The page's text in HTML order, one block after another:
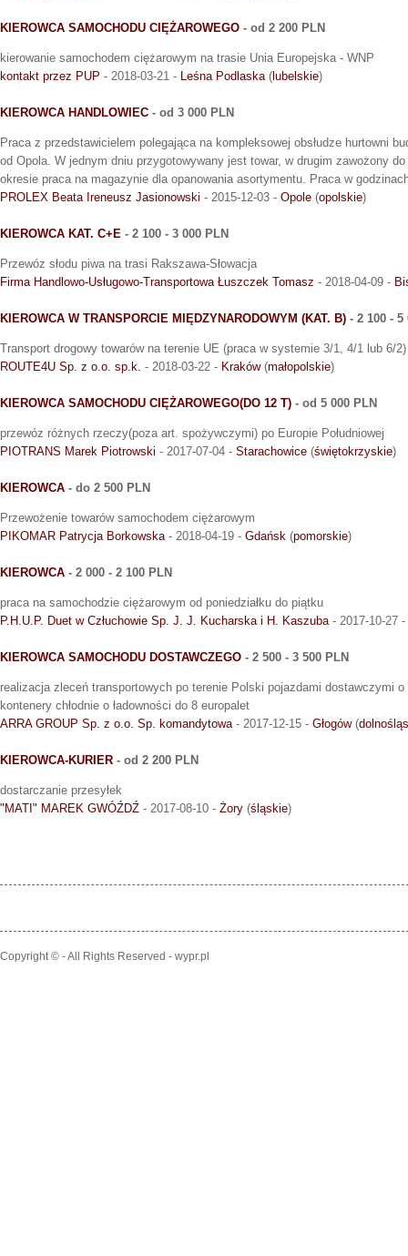
KIEROWCA SAMOCHODU CIĘŻAROWEGO - od 2 200 PLN
kierowanie samochodem ciężarowym na trasie Unia Europejska - WNP
kontakt przez PUP - 2018-03-21 - Leśna Podlaska( lubelskie)
KIEROWCA HANDLOWIEC - od 3 000 PLN
Praca z przedstawicielem polegająca na kompleksowej obsłudze hurtowni
od Opola. W jednym dniu przygotowywany jest towar, w drugim zawożony
okresie praca na magazynie dla opanowania asortymentu. Praca w
PROLEX Beata Ireneusz Jasionowski - 2015-12-03 - Opole (opolskie)
KIEROWCA KAT. C+E - 2 100 - 3 000 PLN
Przewóz słodu piwa na trasi Rakszawa-Słowacja
Firma Handlowo-Usługowo-Transportowa Łuszczek Tomasz - 2018-04-09 -
KIEROWCA W TRANSPORCIE MIĘDZYNARODOWYM (KAT. B) - 2 100 - 5
Transport drogowy towarów na terenie UE (praca w systemie 3/1, 4/1 lub 6/2)
ROUTE4U Sp. z o.o. sp.k. - 2018-03-22 - Kraków(małopolskie)
KIEROWCA SAMOCHODU CIĘŻAROWEGO(DO 12 T) - od 5 000 PLN
przewóz różnych rzeczy(poza art. spożywczymi) po Europie Południowej
PIOTRANS Marek Piotrowski - 2017-07-04 - Starachowice (świętokrzyskie)
KIEROWCA - do 2 500 PLN
Przewożenie towarów samochodem ciężarowym
PIKOMAR Patrycja Borkowska- 2018-04-19 - Gdańsk (pomorskie)
KIEROWCA - 2 000 - 2 100 PLN
praca na samochodzie ciężarowym od poniedziałku do piątku
P.H.U.P. Duet w Człuchowie Sp. J. J. Kucharska i H. Kaszuba- 2017-10-27 -
KIEROWCA SAMOCHODU DOSTAWCZEGO - 2 500 - 3 500 PLN
realizacja zleceń transportowych po terenie Polski pojazdami dostawczymi
kontenery chłodnie o ładowności do 8 europalet
ARRA GROUP Sp. z o.o. Sp. komandytowa- 2017-12-15 - Głogów(
KIEROWCA-KURIER - od 2 200 PLN
dostarczanie przesyłek
"MATI" MAREK GWÓŹDŹ - 2017-08-10 - Żory (śląskie)
Copyright © - All Rights Reserved - wypr.pl